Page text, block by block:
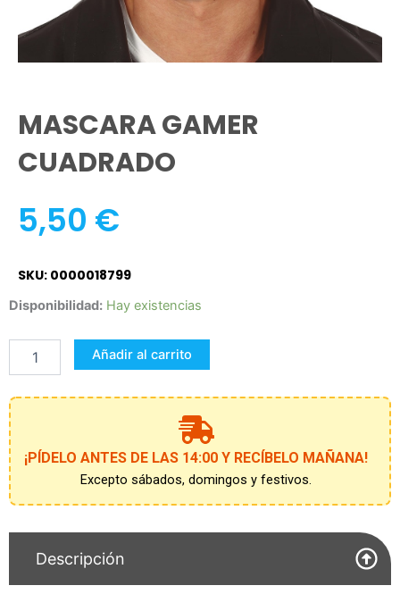
MASCARA GAMER
CUADRADO
5,50 €
SKU: 0000018799
Disponibilidad: Hay existencias
MASCARA
CUADRADO
cantidad
Añadir al carrito
¡PÍDELO ANTES DE LAS 14:00 Y RECÍBELO MAÑANA!
Excepto sábados, domingos y festivos.
Descripción